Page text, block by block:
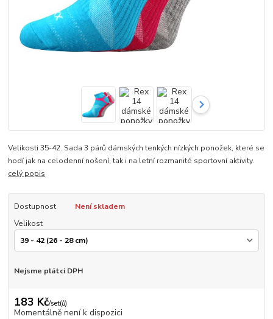
Velikosti 35-42. Sada 3 párů dámských tenkých nízkých ponožek, které se
hodí jak na celodenní nošení, tak i na letní rozmanité sportovní aktivity.
celý popis
Dostupnost
Není skladem
Velikost
Nejsme plátci DPH
183 Kč/set(ů)
Momentálně není k dispozici